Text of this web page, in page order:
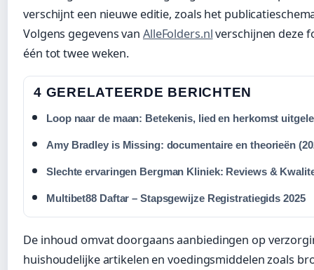
verschijnt een nieuwe editie, zoals het
Volgens gegevens van AlleFolders.nlverschijnen deze
één tot twee weken.
4 GERELATEERDE BERICHTEN
Loop naar de maan: Betekenis, lied en herkomst
Amy Bradley is Missing: documentaire en theorieën
Slechte ervaringen Bergman Kliniek: Reviews &
Multibet88 Daftar – Stapsgewijze Registratiegids 2025
De inhoud omvat doorgaans aanbiedingen op
huishoudelijke artikelen en voedingsmiddelen zoals